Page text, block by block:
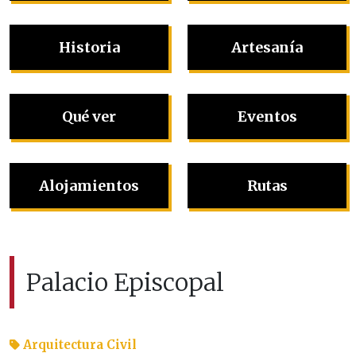
Historia
Qué ver
Alojamientos
Artesanía
Eventos
Rutas
Palacio Episcopal
Arquitectura Civil